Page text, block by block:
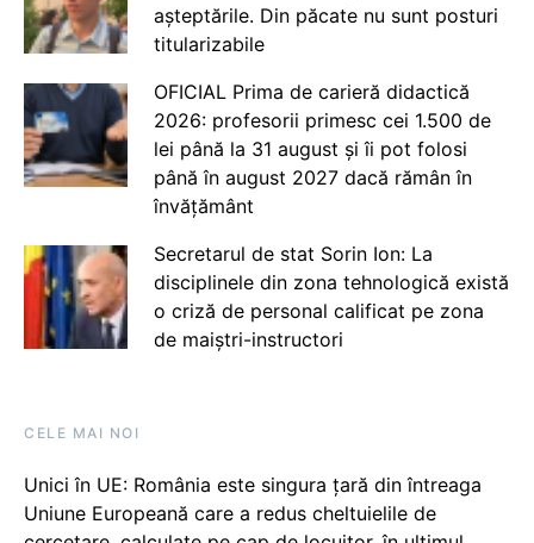
așteptările. Din păcate nu sunt posturi
titularizabile
OFICIAL Prima de carieră didactică
2026: profesorii primesc cei 1.500 de
lei până la 31 august și îi pot folosi
până în august 2027 dacă rămân în
învățământ
Secretarul de stat Sorin Ion: La
disciplinele din zona tehnologică există
o criză de personal calificat pe zona
de maiștri-instructori
CELE MAI NOI
Unici în UE: România este singura țară din întreaga
Uniune Europeană care a redus cheltuielile de